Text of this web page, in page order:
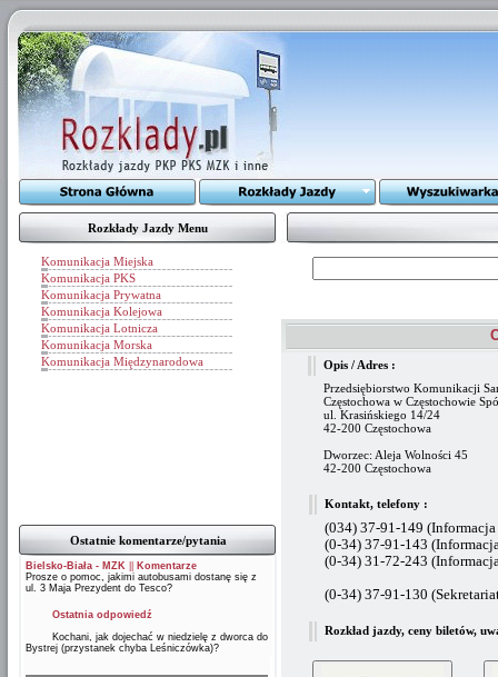
Rozkłady Jazdy Menu
Komunikacja Miejska
Komunikacja PKS
Komunikacja Prywatna
Komunikacja Kolejowa
Komunikacja Lotnicza
Komunikacja Morska
Komunikacja Międzynarodowa
Ostatnie komentarze/pytania
Bielsko-Biała - MZK
Komentarze
Prosze o pomoc, jakimi autobusami dostanę się z
ul. 3 Maja Prezydent do Tesco?
Ostatnia odpowiedź
Kochani, jak dojechać w niedzielę z dworca do
Bystrej (przystanek chyba Leśniczówka)?
Opis / Adres :
Przedsiębiorstwo Komunikacji
Częstochowa w Częstochowie
ul. Krasińskiego 14/24
42-200 Częstochowa
Dworzec: Aleja Wolności 45
42-200 Częstochowa
Kontakt, telefony :
(034) 37-91-149
(0-34) 37-91-143
(0-34) 31-72-243
(0-34) 37-91-130
Rozkład jazdy, ceny biletów,